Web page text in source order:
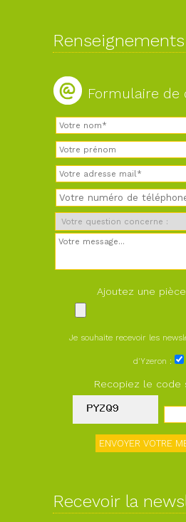
Formulaire de
Ajoutez une
Je souhaite recevoir les
d'Yzeron :
Recopiez le code
Recevoir la